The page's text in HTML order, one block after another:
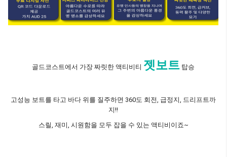
골드코스트에서 가장 짜릿한 액티비티 젯보트 탑승
고성능 보트를 타고 바다 위를 질주하면 360도 회전, 급정지, 드리프트까
지!!
스릴, 재미, 시원함을 모두 잡을 수 있는 액티비이죠~